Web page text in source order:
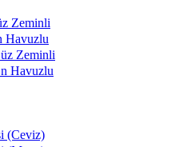
Zeminli
Havuzlu
Zeminli
Havuzlu
(Ceviz)